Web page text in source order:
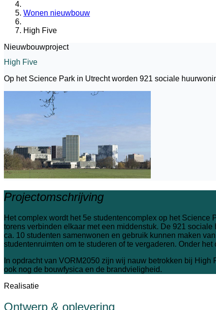
Wonen nieuwbouw
High Five
Nieuwbouwproject
High Five
Op het Science Park in Utrecht worden 921 sociale
Projectomschrijving
Het complex wordt het 5e studentencomplex op het
torens verbinden elkaar met een middenstuk. De 921
ca. 10 studenten samenwonen en gebruik kunnen maken
studentenruimten om te studeren of te vergaderen. Onder
In opdracht van VORM2050 zijn wij nauw betrokken bij
ook nog de bouwfysica en de brandvieligheid.
Realisatie
Ontwerp & oplevering